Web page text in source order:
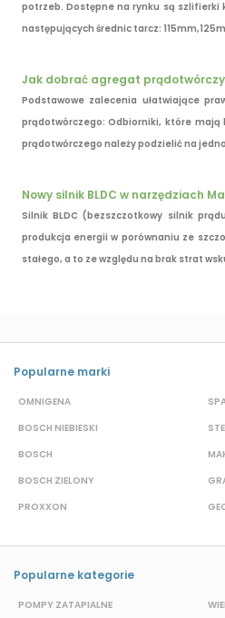
potrzeb. Dostępne na rynku są szlifierki
następujących średnic tarcz:
Jak dobrać agregat prądotwórczy
Podstawowe zalecenia ułatwiające
prądotwórczego: Odbiorniki, które
prądotwórczego należy podzielić na
Nowy silnik BLDC w narzędziach
Silnik BLDC (bezszczotkowy silnik
produkcja energii w porównaniu ze
stałego, a to ze względu na brak strat
Popularne marki
OMNIGENA
BOSCH NIEBIESKI
BOSCH
BOSCH ZIELONY
PROXXON
Popularne kategorie
POMPY ZATAPIALNE